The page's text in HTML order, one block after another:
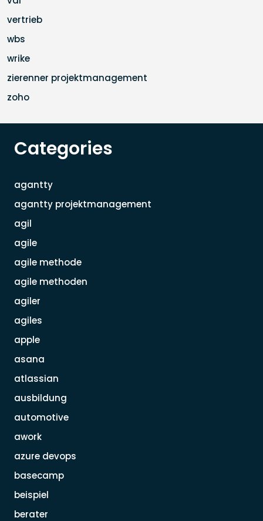
vertrieb
wbs
wrike
zierenner projektmanagement
zoho
Categories
agantty
agantty projektmanagement
agil
agile
agile methode
agile methoden
agiler
agiles
apple
asana
atlassian
ausbildung
automotive
awork
azure devops
basecamp
beispiel
berater